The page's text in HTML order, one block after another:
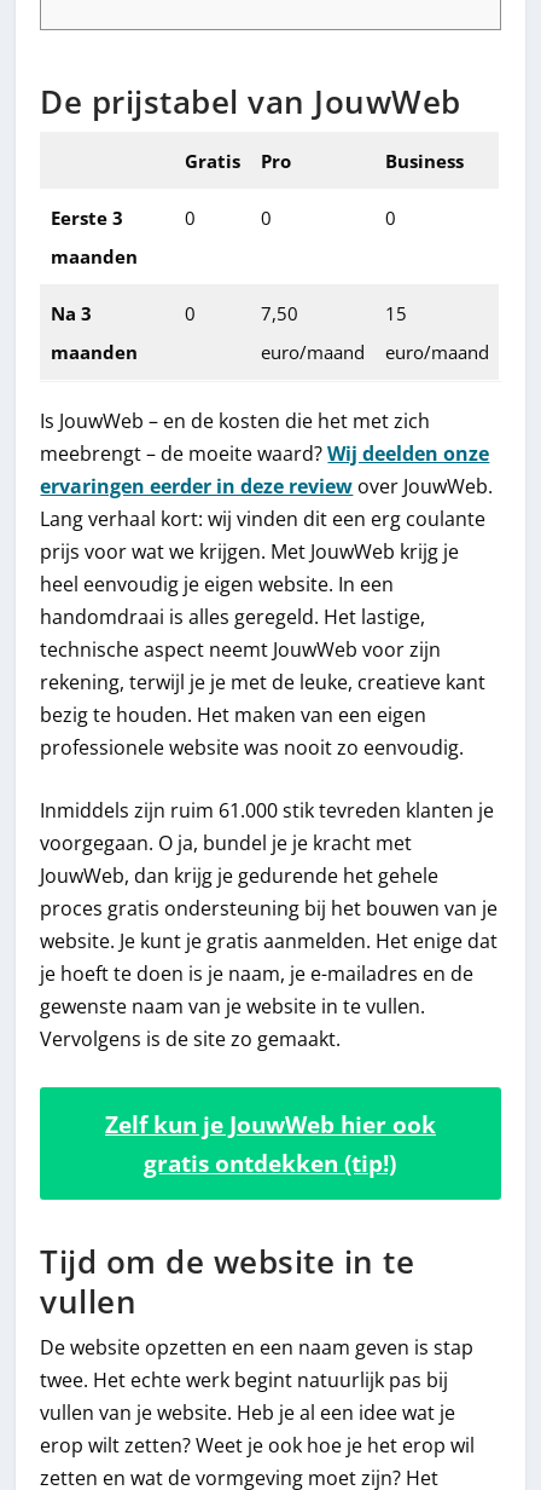
De prijstabel van JouwWeb
Gratis Pro Business
Eerste 3
maanden
0 0 0
Na 3
maanden
0
7,50
euro/maand
15
euro/maand
Is JouwWeb – en de kosten die het met zich
meebrengt – de moeite waard?Wij deelden onze
ervaringen eerder in deze review over JouwWeb.
Lang verhaal kort: wij vinden dit een erg coulante
prijs voor wat we krijgen. Met JouwWeb krijg je
heel eenvoudig je eigen website. In een
handomdraai is alles geregeld. Het lastige,
technische aspect neemt JouwWeb voor zijn
rekening, terwijl je je met de leuke, creatieve kant
bezig te houden. Het maken van een eigen
professionele website was nooit zo eenvoudig.
Inmiddels zijn ruim 61.000 stik tevreden klanten je
voorgegaan. O ja, bundel je je kracht met
JouwWeb, dan krijg je gedurende het gehele
proces gratis ondersteuning bij het bouwen van je
website. Je kunt je gratis aanmelden. Het enige dat
je hoeft te doen is je naam, je e-mailadres en de
gewenste naam van je website in te vullen.
Vervolgens is de site zo gemaakt.
Zelf kun je JouwWeb hier ook
gratis ontdekken (tip!)
Tijd om de website in te
vullen
De website opzetten en een naam geven is stap
twee. Het echte werk begint natuurlijk pas bij
vullen van je website. Heb je al een idee wat je
erop wilt zetten? Weet je ook hoe je het erop wil
zetten en wat de vormgeving moet zijn? Het